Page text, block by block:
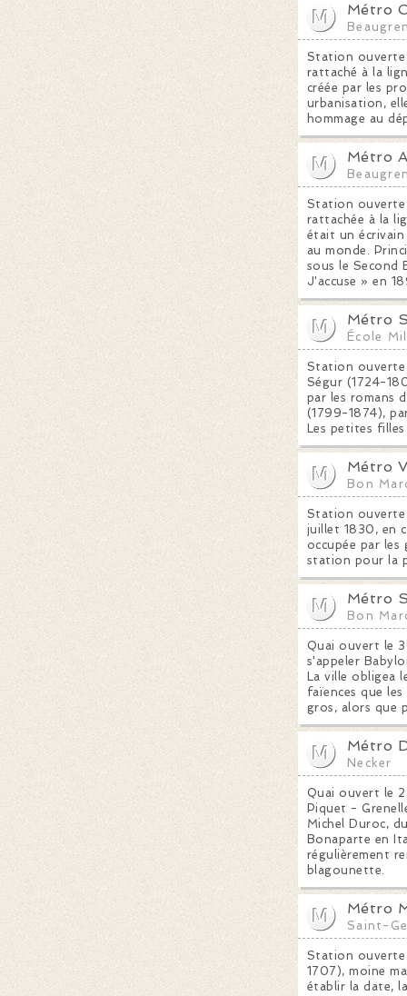
Métro
Station ouverte
rattaché à la
créée par les
urbanisation,
hommage au
Métro
Station ouverte
rattachée à la
était un
au monde.
sous le Second
J'accuse » en
Métro
École
Station ouverte
Ségur (1724-
par les romans
(1799-1874),
Les petites
Métro
Bon
Station ouverte
juillet 1830, en
occupée par les
station pour la
Métro
Bon
Quai ouvert le
s'appeler
La ville obligea
faïences que
gros, alors que
Métro
Necker
Quai ouvert le
Piquet -
Michel Duroc,
Bonaparte en
régulièrement
blagounette.
Métro
Saint-
Station ouverte
1707), moine
établir la date,